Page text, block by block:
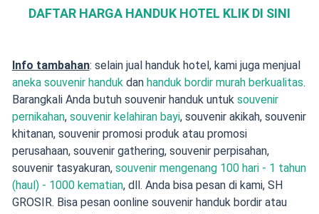
DAFTAR HARGA HANDUK HOTEL KLIK DI SINI
Info tambahan: selain jual handuk hotel, kami juga menjual
aneka souvenir handuk dan handuk bordir murah berkualitas.
Barangkali Anda butuh souvenir handuk untuk souvenir
pernikahan, souvenir kelahiran bayi, souvenir akikah, souvenir
khitanan, souvenir promosi produk atau promosi
perusahaan, souvenir gathering, souvenir perpisahan,
souvenir tasyakuran, souvenir mengenang 100 hari - 1 tahun
(haul) - 1000 kematian, dll. Anda bisa pesan di kami, SH
GROSIR. Bisa pesan oonline souvenir handuk bordir atau